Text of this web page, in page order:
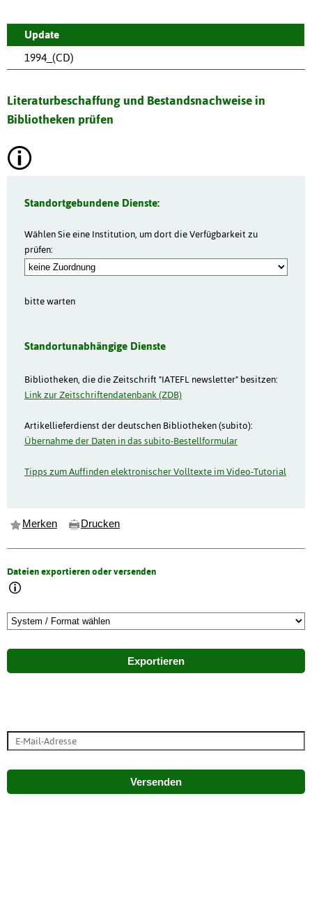
Update
1994_(CD)
Literaturbeschaffung und Bestandsnachweise in
Bibliotheken prüfen
Standortgebundene Dienste:
Wählen Sie eine Institution, um dort die Verfügbarkeit zu
prüfen:
bitte warten
Standortunabhängige Dienste
Bibliotheken, die die Zeitschrift "IATEFL newsletter" besitzen:
Link zur Zeitschriftendatenbank (ZDB)
Artikellieferdienst der deutschen Bibliotheken (subito):
Übernahme der Daten in das subito-Bestellformular
Tipps zum Auffinden elektronischer Volltexte im Video-Tutorial
Merken Drucken
Dateien exportieren oder versenden
Exportieren
Versenden